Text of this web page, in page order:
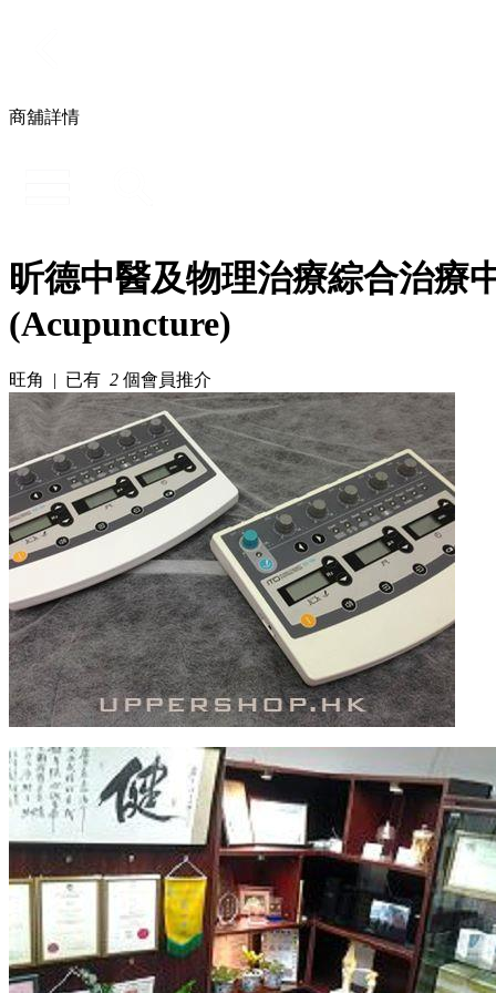
商舖詳情
昕德中醫及物理治療綜合治療
(Acupuncture)
旺角 | 已有 2 個會員推介